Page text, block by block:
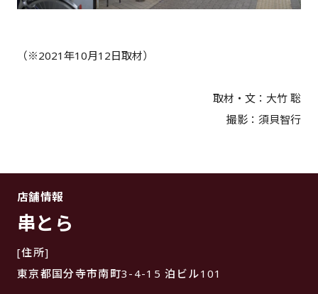
（※2021年10月12日取材）
取材・文：大竹 聡
撮影：須貝智行
店舗情報
串とら
[住所]
東京都国分寺市南町3-4-15 泊ビル101